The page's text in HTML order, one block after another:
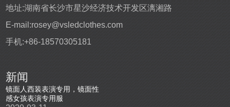
地址:湖南省长沙市星沙经济技术开发区漓湘路
E-mail:rosey@vsledclothes.com
手机:+86-18570305181
新闻
镜面人西装表演专用，镜面性
感女孩表演专用服